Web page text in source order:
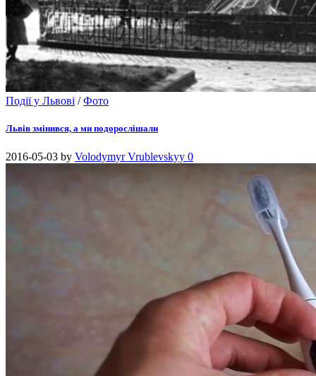
Події у Львові /Фото
Львів змінився, а ми подорослішали
2016-05-03 by Volodymyr Vrublevskyy 0